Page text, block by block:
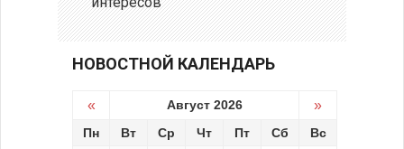
НОВОСТНОЙ КАЛЕНДАРЬ
« Август 2026 »
Пн Вт Ср Чт Пт Сб
Вс